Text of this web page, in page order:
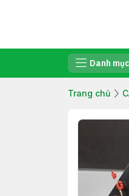
Danh mục
Trang chủ